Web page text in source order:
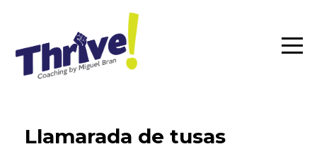
Llamarada de tusas